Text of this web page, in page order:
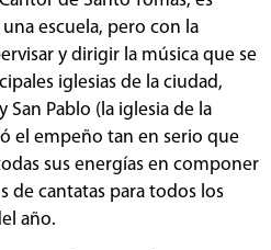
escuela, pero con la
y dirigir la música que se
iglesias de la ciudad,
San Pablo (la iglesia de la
el empeño tan en serio que
sus energías en componer
de cantatas para todos los
año.